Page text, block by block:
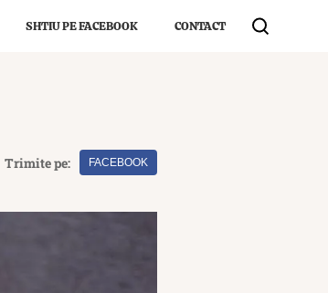
SHTIU PE FACEBOOK CONTACT
Trimite pe: FACEBOOK